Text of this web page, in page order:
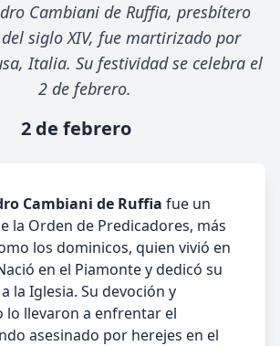
Cambiani de Ruffia, presbítero
siglo XIV, fue martirizado por
Italia. Su festividad se celebra el
2 de febrero.
2 de febrero
Cambiani de Ruffia fue un
la Orden de Predicadores, más
los dominicos, quien vivió en
en el Piamonte y dedicó su
la Iglesia. Su devoción y
lo llevaron a enfrentar el
asesinado por herejes en el